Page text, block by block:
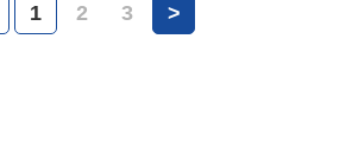
1 2 3 >